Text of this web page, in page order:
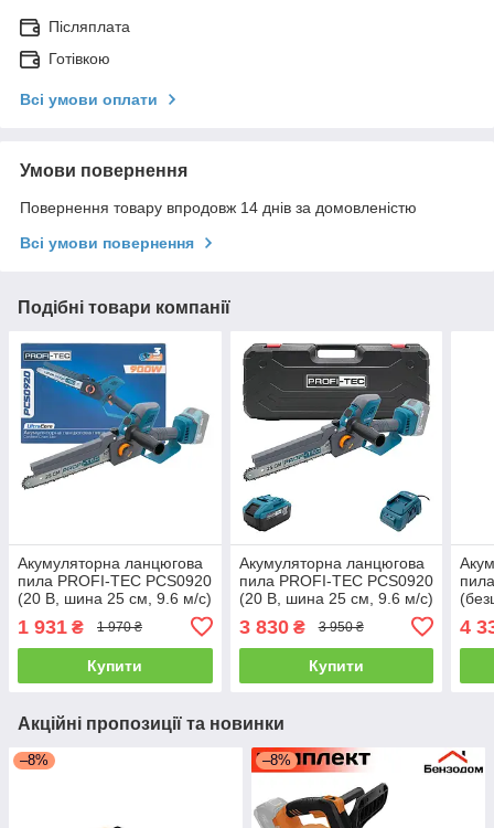
Післяплата
Готівкою
Всі умови оплати
Умови повернення
Повернення товару впродовж 14 днів за домовленістю
Всі умови повернення
Подібні товари компанії
Акумуляторна ланцюгова
пила PROFI-TEC PCS0920
(20 В, шина 25 см, 9.6 м/с)
1 931 ₴ 1 970 ₴
Купити
Акумуляторна ланцюгова
пила PROFI-TEC PCS0920
(20 В, шина 25 см, 9.6 м/с)
1×PT2040EP (4.0 Аг), ЗП
BC20V, кейс
3 830₴ 3 950 ₴
Купити
АКБ
4
Акційні пропозиції та новинки
–8% –8%